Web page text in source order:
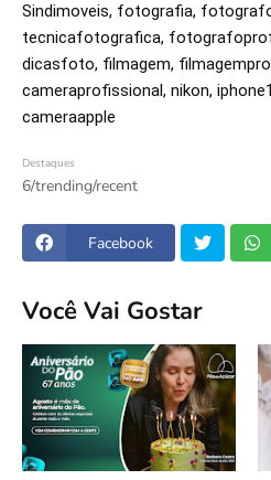
Sindimoveis, fotografia,
tecnicafotografica,
dicasfoto, filmagem,
cameraprofissional, nikon,
cameraapple
Destaques
6/trending/recent
Facebook
Você Vai Gostar